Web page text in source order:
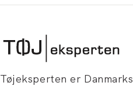
Tøjeksperten er